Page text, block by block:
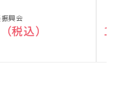
興会
税込）
売